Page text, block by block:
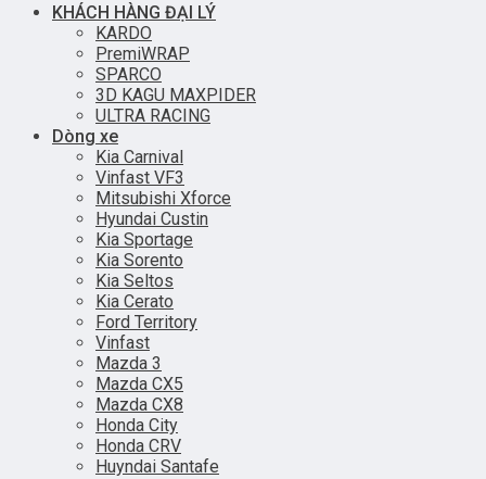
KHÁCH HÀNG ĐẠI LÝ
KARDO
PremiWRAP
SPARCO
3D KAGU MAXPIDER
ULTRA RACING
Dòng xe
Kia Carnival
Vinfast VF3
Mitsubishi Xforce
Hyundai Custin
Kia Sportage
Kia Sorento
Kia Seltos
Kia Cerato
Ford Territory
Vinfast
Mazda 3
Mazda CX5
Mazda CX8
Honda City
Honda CRV
Huyndai Santafe